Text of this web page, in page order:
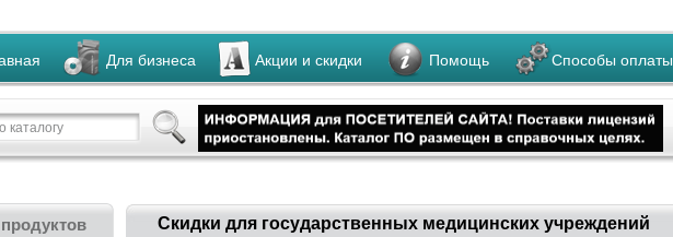
Для бизнеса Акции и скидки Помощь Способы оплаты
Скидки для государственных медицинских учреждений